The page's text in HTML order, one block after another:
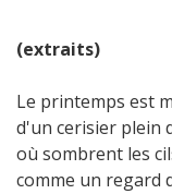
(extraits)
Le printemps est
d'un cerisier plein
où sombrent les
comme un regard